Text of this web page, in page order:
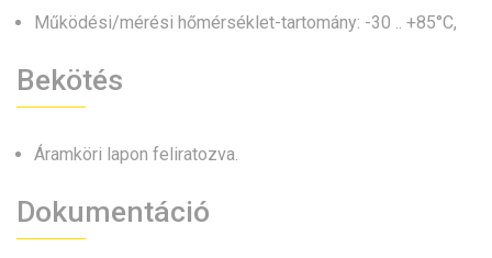
Működési/mérési hőmérséklet-tartomány: -30 .. +85°C,
Bekötés
Áramköri lapon feliratozva.
Dokumentáció